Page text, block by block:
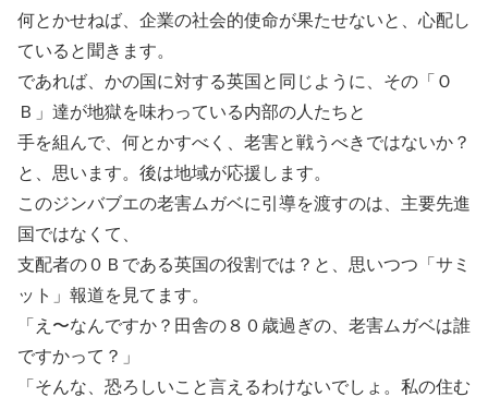
何とかせねば、企業の社会的使命が果たせないと、心配し
ていると聞きます。
であれば、かの国に対する英国と同じように、その「Ｏ
Ｂ」達が地獄を味わっている内部の人たちと
手を組んで、何とかすべく、老害と戦うべきではないか？
と、思います。後は地域が応援します。
このジンバブエの老害ムガベに引導を渡すのは、主要先進
国ではなくて、
支配者の０Ｂである英国の役割では？と、思いつつ「サミ
ット」報道を見てます。
「え〜なんですか？田舎の８０歳過ぎの、老害ムガベは誰
ですかって？」
「そんな、恐ろしいこと言えるわけないでしょ。私の住む